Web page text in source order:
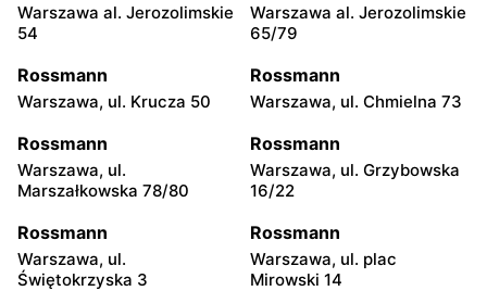
Warszawa al. Jerozolimskie
54
Warszawa al. Jerozolimskie
65/79
Rossmann
Warszawa, ul. Krucza 50
Rossmann
Warszawa, ul. Chmielna 73
Rossmann
Warszawa, ul.
Marszałkowska 78/80
Rossmann
Warszawa, ul. Grzybowska
16/22
Rossmann
Warszawa, ul.
Świętokrzyska 3
Rossmann
Warszawa, ul. plac
Mirowski 14